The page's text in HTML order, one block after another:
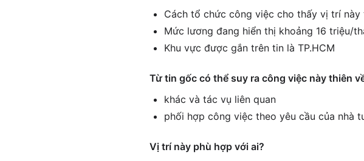
Cách tổ chức công việc cho thấy vị trí
Mức lương đang hiển thị khoảng 16 triệu/
Khu vực được gắn trên tin là TP.HCM
Từ tin gốc có thể suy ra công việc này thiên
khác và tác vụ liên quan
phối hợp công việc theo yêu cầu của nhà
Vị trí này phù hợp với ai?